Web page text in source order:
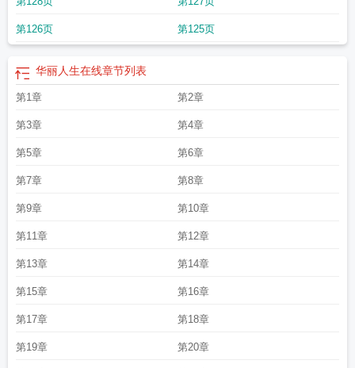
第126页 第125页
华丽人生在线章节列表
第1章 第2章
第3章 第4章
第5章 第6章
第7章 第8章
第9章 第10章
第11章 第12章
第13章 第14章
第15章 第16章
第17章 第18章
第19章 第20章